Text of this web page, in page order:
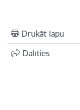
Drukāt lapu
Dalīties